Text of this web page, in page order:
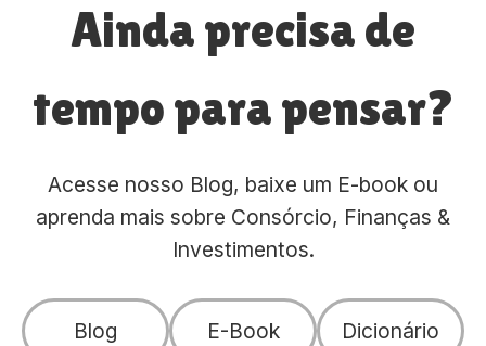
Ainda precisa de
tempo para pensar?
Acesse nosso Blog, baixe um E-book ou
aprenda mais sobre Consórcio, Finanças &
Investimentos.
Blog E-Book Dicionário